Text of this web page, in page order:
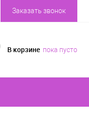
Заказать звонок
В корзине пока пусто